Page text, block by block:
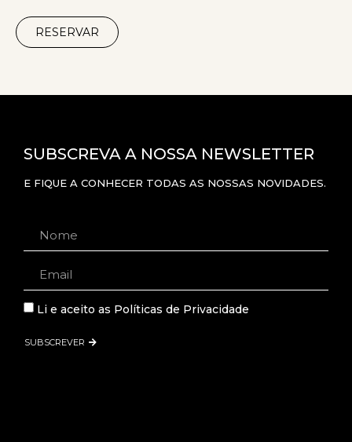
RESERVAR
SUBSCREVA A NOSSA NEWSLETTER
E FIQUE A CONHECER TODAS AS NOSSAS NOVIDADES.
Li e aceito as Políticas de Privacidade
SUBSCREVER